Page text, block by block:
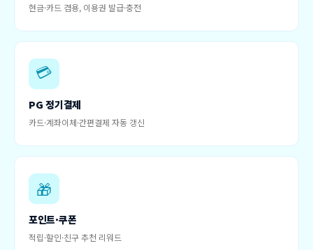
현금·카드 겸용, 이용권 발급·충전
💳
PG 정기결제
카드·계좌이체·간편결제 자동 갱신
🎁
포인트·쿠폰
적립·할인·친구 추천 리워드